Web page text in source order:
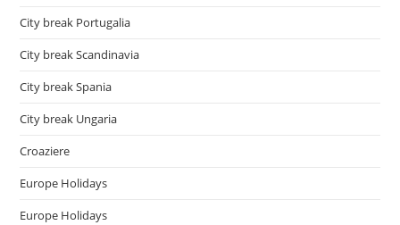
City break Portugalia
City break Scandinavia
City break Spania
City break Ungaria
Croaziere
Europe Holidays
Europe Holidays